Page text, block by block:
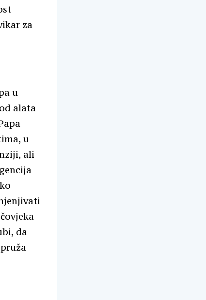
za
u
alata
u
ali
da